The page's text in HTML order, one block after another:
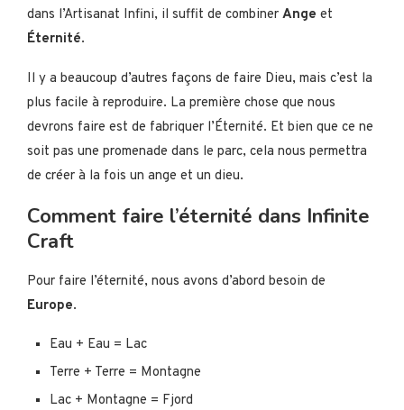
dans l’Artisanat Infini, il suffit de combiner Ange et
Éternité.
Il y a beaucoup d’autres façons de faire Dieu, mais c’est la
plus facile à reproduire. La première chose que nous
devrons faire est de fabriquer l’Éternité. Et bien que ce ne
soit pas une promenade dans le parc, cela nous permettra
de créer à la fois un ange et un dieu.
Comment faire l’éternité dans Infinite
Craft
Pour faire l’éternité, nous avons d’abord besoin de
Europe.
Eau + Eau = Lac
Terre + Terre = Montagne
Lac + Montagne = Fjord